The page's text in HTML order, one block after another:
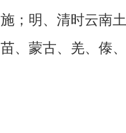
施；明、清时云南
苗、蒙古、羌、傣